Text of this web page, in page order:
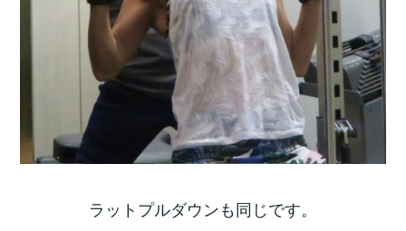
ラットプルダウンも同じです。